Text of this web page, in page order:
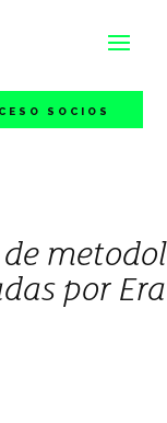
SOCIOS
por